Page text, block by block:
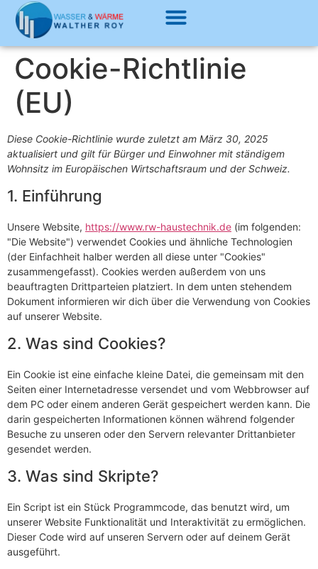
Cookie-Richtlinie
(EU)
Diese Cookie-Richtlinie wurde zuletzt am März 30, 2025
aktualisiert und gilt für Bürger und Einwohner mit ständigem
Wohnsitz im Europäischen Wirtschaftsraum und der Schweiz.
1. Einführung
Unsere Website, https://www.rw-haustechnik.de (im folgenden:
"Die Website") verwendet Cookies und ähnliche Technologien
(der Einfachheit halber werden all diese unter "Cookies"
zusammengefasst). Cookies werden außerdem von uns
beauftragten Drittparteien platziert. In dem unten stehendem
Dokument informieren wir dich über die Verwendung von Cookies
auf unserer Website.
2. Was sind Cookies?
Ein Cookie ist eine einfache kleine Datei, die gemeinsam mit den
Seiten einer Internetadresse versendet und vom Webbrowser auf
dem PC oder einem anderen Gerät gespeichert werden kann. Die
darin gespeicherten Informationen können während folgender
Besuche zu unseren oder den Servern relevanter Drittanbieter
gesendet werden.
3. Was sind Skripte?
Ein Script ist ein Stück Programmcode, das benutzt wird, um
unserer Website Funktionalität und Interaktivität zu ermöglichen.
Dieser Code wird auf unseren Servern oder auf deinem Gerät
ausgeführt.